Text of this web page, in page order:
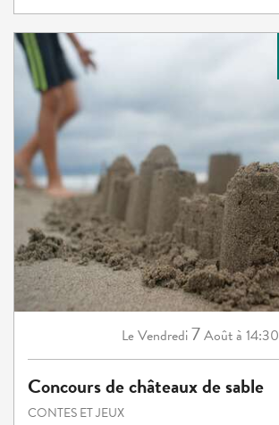
LeVendredi7Aoûtà 14:30
Concours de châteaux de sable
CONTES ET JEUX